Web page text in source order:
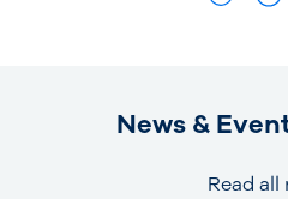
News &
Read all